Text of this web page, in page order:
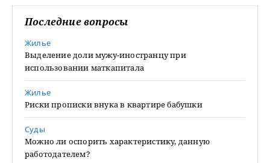
Последние вопросы
Жилье
Выделение доли мужу-иностранцу при
использовании маткапитала
Жилье
Риски прописки внука в квартире бабушки
Суды
Можно ли оспорить характеристику, данную
работодателем?